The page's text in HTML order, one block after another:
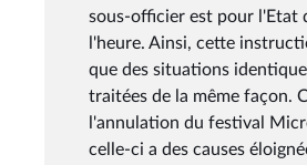
sous-officier est pour l'Etat
l'heure. Ainsi, cette
que des situations
traitées de la même façon.
l'annulation du festival
celle-ci a des causes